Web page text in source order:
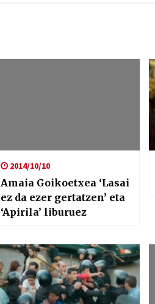
2014/10/10
Amaia Goikoetxea ‘Lasai
ez da ezer gertatzen’ eta
‘Apirila’ liburuez